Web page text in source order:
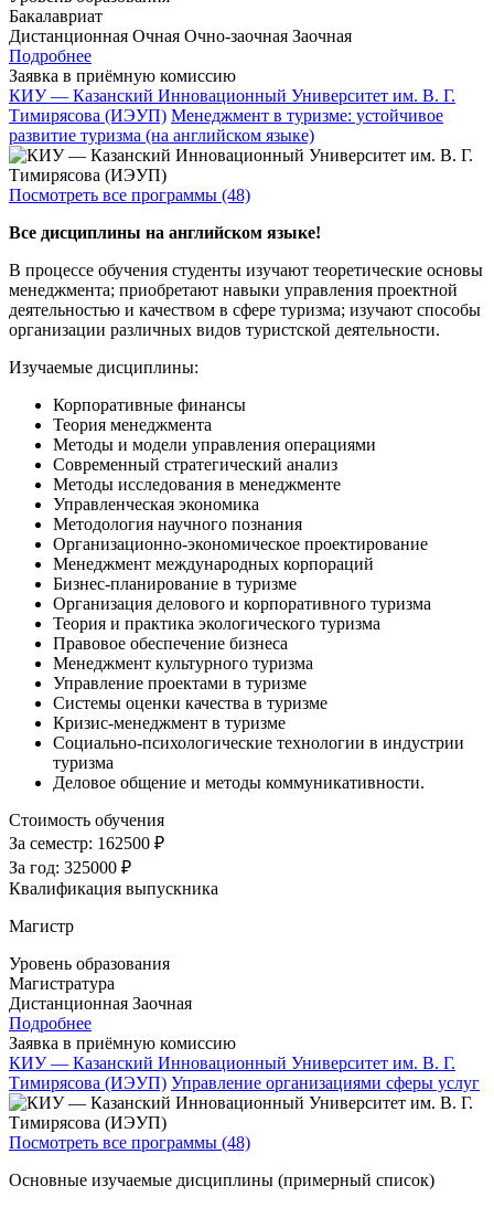
Бакалавриат
Дистанционная Очная Очно-заочная Заочная
Подробнее
Заявка в приёмную комиссию
КИУ — Казанский Инновационный Университет им. В. Г.
Тимирясова (ИЭУП) Менеджмент в туризме: устойчивое
развитие туризма (на английском языке)
Посмотреть все программы (48)
Все дисциплины на английском языке!
В процессе обучения студенты изучают теоретические основы
менеджмента; приобретают навыки управления проектной
деятельностью и качеством в сфере туризма; изучают способы
организации различных видов туристской деятельности.
Изучаемые дисциплины:
Корпоративные финансы
Теория менеджмента
Методы и модели управления операциями
Современный стратегический анализ
Методы исследования в менеджменте
Управленческая экономика
Методология научного познания
Организационно-экономическое проектирование
Менеджмент международных корпораций
Бизнес-планирование в туризме
Организация делового и корпоративного туризма
Теория и практика экологического туризма
Правовое обеспечение бизнеса
Менеджмент культурного туризма
Управление проектами в туризме
Системы оценки качества в туризме
Кризис-менеджмент в туризме
Социально-психологические технологии в индустрии
туризма
Деловое общение и методы коммуникативности.
Стоимость обучения
За семестр: 162500 ₽
За год: 325000 ₽
Квалификация выпускника
Магистр
Уровень образования
Магистратура
Дистанционная Заочная
Подробнее
Заявка в приёмную комиссию
КИУ — Казанский Инновационный Университет им. В. Г.
Тимирясова (ИЭУП) Управление организациями сферы услуг
Посмотреть все программы (48)
Основные изучаемые дисциплины (примерный список)